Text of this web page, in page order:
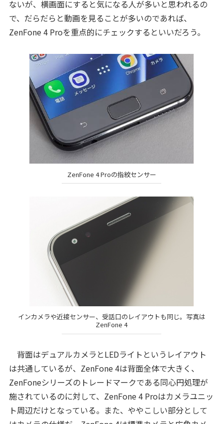
ないが、横画面にすると気になる人が多いと思われるの
で、だらだらと動画を見ることが多いのであれば、
ZenFone 4 Proを重点的にチェックするといいだろう。
ZenFone 4 Proの指紋センサー
インカメラや近接センサー、受話口のレイアウトも同じ。写真は
ZenFone 4
背面はデュアルカメラとLEDライトというレイアウト
は共通しているが、ZenFone 4は背面全体で大きく、
ZenFoneシリーズのトレードマークである同心円処理が
施されているのに対して、ZenFone 4 Proはカメラユニッ
ト周辺だけとなっている。また、ややこしい部分として